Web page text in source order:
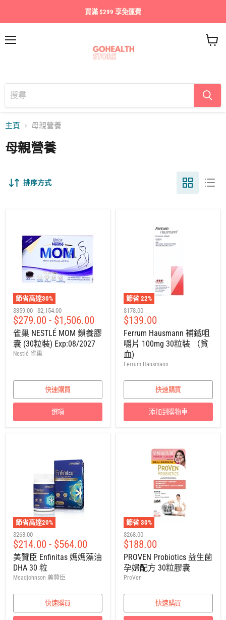
買滿 $299 享免運費
車
主頁 母親營養
母親營養
排序方式
節省高達30%
建
議
零
售
價
$359.00 -建
議
售
價
$2,154.00
$279.00 - $1,506.00
雀巢 NESTLÉ MOM 鎖養膠
囊 (30粒裝) Exp:08/2027
Nestlé 雀巢
快速購買
選項
節省 22%
建
議
零
售
價
$178.00
售
價
$139.00
Ferrum Hausmann 補鐵咀
嚼片 100mg 30粒裝 （貧
血)
Ferrum Hausmann
快速購買
添加到購物車
節省高達20%
建
議
零
售
價
$268.00
$214.00 - $564.00
美贊臣 Enfinitas 媽媽藻油
DHA 30 粒
Meadjohnson 美贊臣
快速購買
節省 30%
建
議
零
售
價
$268.00
售
價
$188.00
PROVEN Probiotics 益生菌
孕婦配方 30粒膠囊
ProVen
快速購買